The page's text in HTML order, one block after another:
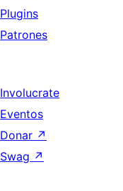
Plugins
Patrones
Involucrate
Eventos
Donar ↗
Swag ↗